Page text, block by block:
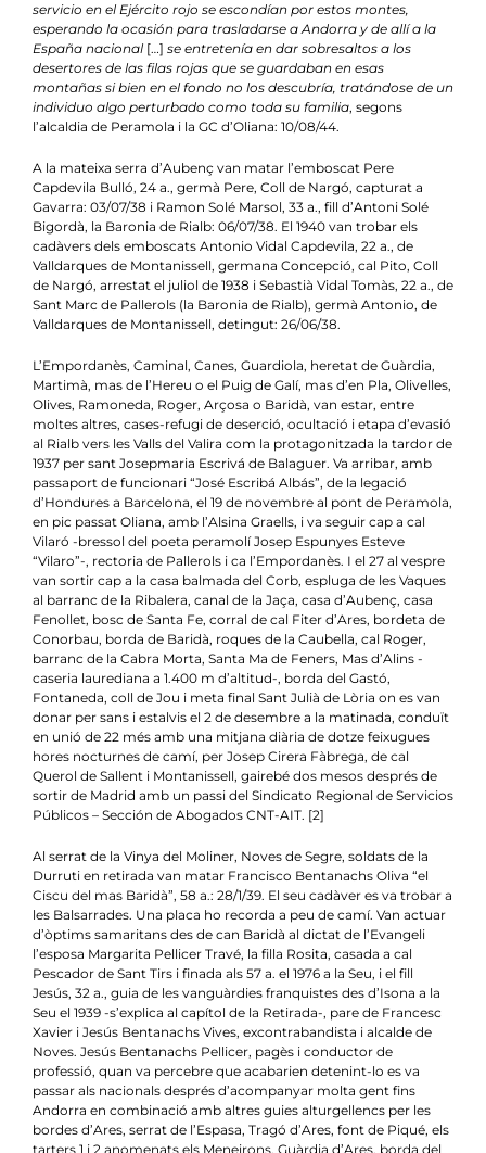
servicio en el Ejército rojo se escondían por estos montes,
esperando la ocasión para trasladarse a Andorra y de allí a la
España nacional […] se entretenía en dar sobresaltos a los
desertores de las filas rojas que se guardaban en esas
montañas si bien en el fondo no los descubría, tratándose de un
individuo algo perturbado como toda su familia, segons
l’alcaldia de Peramola i la GC d’Oliana: 10/08/44.
A la mateixa serra d’Aubenç van matar l’emboscat Pere
Capdevila Bulló, 24 a., germà Pere, Coll de Nargó, capturat a
Gavarra: 03/07/38 i Ramon Solé Marsol, 33 a., fill d’Antoni Solé
Bigordà, la Baronia de Rialb: 06/07/38. El 1940 van trobar els
cadàvers dels emboscats Antonio Vidal Capdevila, 22 a., de
Valldarques de Montanissell, germana Concepció, cal Pito, Coll
de Nargó, arrestat el juliol de 1938 i Sebastià Vidal Tomàs, 22 a., de
Sant Marc de Pallerols (la Baronia de Rialb), germà Antonio, de
Valldarques de Montanissell, detingut: 26/06/38.
L’Empordanès, Caminal, Canes, Guardiola, heretat de Guàrdia,
Martimà, mas de l’Hereu o el Puig de Galí, mas d’en Pla, Olivelles,
Olives, Ramoneda, Roger, Arçosa o Baridà, van estar, entre
moltes altres, cases-refugi de deserció, ocultació i etapa d’evasió
al Rialb vers les Valls del Valira com la protagonitzada la tardor de
1937 per sant Josepmaria Escrivá de Balaguer. Va arribar, amb
passaport de funcionari “José Escribá Albás”, de la legació
d’Hondures a Barcelona, el 19 de novembre al pont de Peramola,
en pic passat Oliana, amb l’Alsina Graells, i va seguir cap a cal
Vilaró -bressol del poeta peramolí Josep Espunyes Esteve
“Vilaro”-, rectoria de Pallerols i ca l’Empordanès. I el 27 al vespre
van sortir cap a la casa balmada del Corb, espluga de les Vaques
al barranc de la Ribalera, canal de la Jaça, casa d’Aubenç, casa
Fenollet, bosc de Santa Fe, corral de cal Fiter d’Ares, bordeta de
Conorbau, borda de Baridà, roques de la Caubella, cal Roger,
barranc de la Cabra Morta, Santa Ma de Feners, Mas d’Alins -
caseria laurediana a 1.400 m d’altitud-, borda del Gastó,
Fontaneda, coll de Jou i meta final Sant Julià de Lòria on es van
donar per sans i estalvis el 2 de desembre a la matinada, conduït
en unió de 22 més amb una mitjana diària de dotze feixugues
hores nocturnes de camí, per Josep Cirera Fàbrega, de cal
Querol de Sallent i Montanissell, gairebé dos mesos després de
sortir de Madrid amb un passi del Sindicato Regional de Servicios
Públicos – Sección de Abogados CNT-AIT. [2]
Al serrat de la Vinya del Moliner, Noves de Segre, soldats de la
Durruti en retirada van matar Francisco Bentanachs Oliva “el
Ciscu del mas Baridà”, 58 a.: 28/1/39. El seu cadàver es va trobar a
les Balsarrades. Una placa ho recorda a peu de camí. Van actuar
d’òptims samaritans des de can Baridà al dictat de l’Evangeli
l’esposa Margarita Pellicer Travé, la filla Rosita, casada a cal
Pescador de Sant Tirs i finada als 57 a. el 1976 a la Seu, i el fill
Jesús, 32 a., guia de les vanguàrdies franquistes des d’Isona a la
Seu el 1939 -s’explica al capítol de la Retirada-, pare de Francesc
Xavier i Jesús Bentanachs Vives, excontrabandista i alcalde de
Noves. Jesús Bentanachs Pellicer, pagès i conductor de
professió, quan va percebre que acabarien detenint-lo es va
passar als nacionals després d’acompanyar molta gent fins
Andorra en combinació amb altres guies alturgellencs per les
bordes d’Ares, serrat de l’Espasa, Tragó d’Ares, font de Piqué, els
tarters 1 i 2 anomenats els Meneirons, Guàrdia d’Ares, borda del